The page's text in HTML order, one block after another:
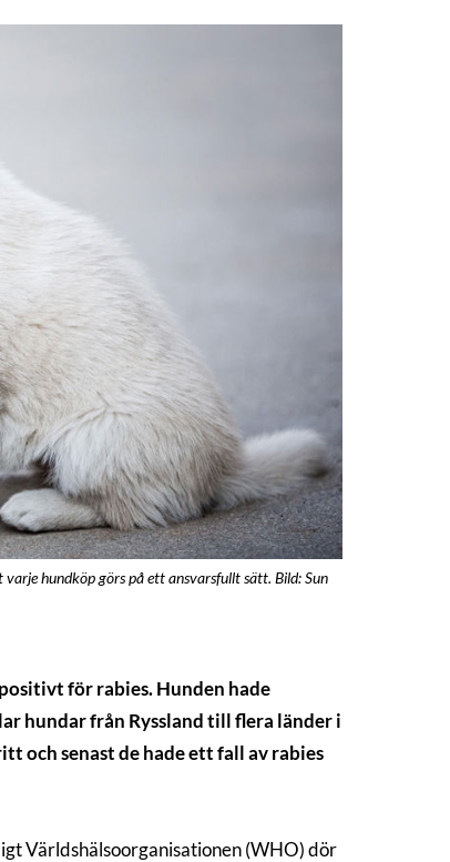
hundköp görs på ett ansvarsfullt sätt. Bild: Sun
för rabies. Hunden hade
hundar från Ryssland till flera länder i
och senast de hade ett fall av rabies
Världshälsoorganisationen (WHO) dör